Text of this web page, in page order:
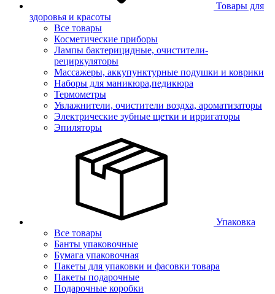
Товары для
здоровья и красоты
Все товары
Косметические приборы
Лампы бактерицидные, очистители-
рециркуляторы
Массажеры, аккупунктурные подушки и коврики
Наборы для маникюра,педикюра
Термометры
Увлажнители, очистители воздха, ароматизаторы
Электрические зубные щетки и ирригаторы
Эпиляторы
Упаковка
Все товары
Банты упаковочные
Бумага упаковочная
Пакеты для упаковки и фасовки товара
Пакеты подарочные
Подарочные коробки